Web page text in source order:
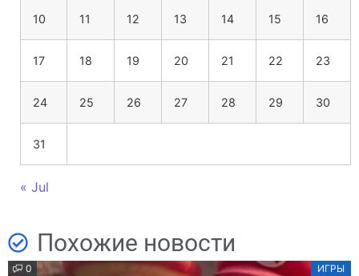
10 11 12 13 14 15 16
17 18 19 20 21 22 23
24 25 26 27 28 29 30
31
« Jul
Похожие новости
0 ИГРЫ